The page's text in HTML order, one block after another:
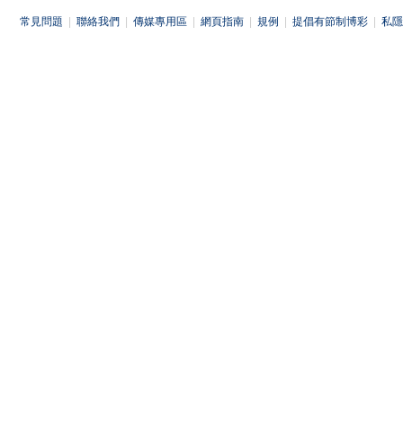
常見問題 聯絡我們 傳媒專用區 網頁指南 規例 提倡有節制博彩 私